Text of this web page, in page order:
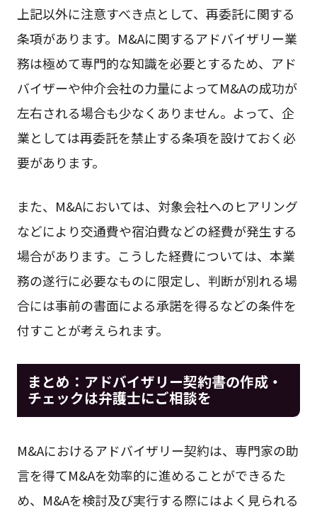
上記以外に注意すべき点として、再委託に関する
条項があります。M&Aに関するアドバイザリー業
務は極めて専門的な知識を必要とするため、アド
バイザーや仲介会社の力量によってM&Aの成功が
左右される場合も少なくありません。よって、企
業としては再委託を禁止する条項を設けておく必
要があります。
また、M&Aにおいては、対象会社へのヒアリング
などにより交通費や宿泊費などの経費が発生する
場合があります。こうした経費については、本業
務の遂行に必要なものに限定し、判断が別れる場
合には事前の書面による承諾を得るなどの条件を
付すことが考えられます。
まとめ：アドバイザリー契約書の作成・
チェックは弁護士にご相談を
M&Aにおけるアドバイザリー契約は、専門家の助
言を得てM&Aを効率的に進めることができるた
め、M&Aを検討及び実行する際にはよく見られる